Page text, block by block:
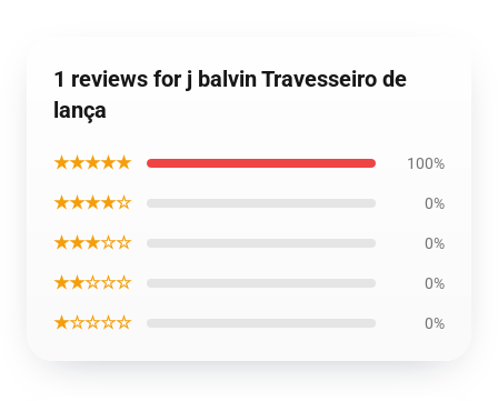
1 reviews for j balvin Travesseiro de
lança
★★★★★ 100%
★★★★☆ 0%
★★★☆☆ 0%
★★☆☆☆ 0%
★☆☆☆☆ 0%